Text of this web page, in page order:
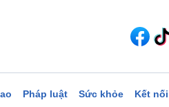
Pháp luật Sức khỏe Kết nối